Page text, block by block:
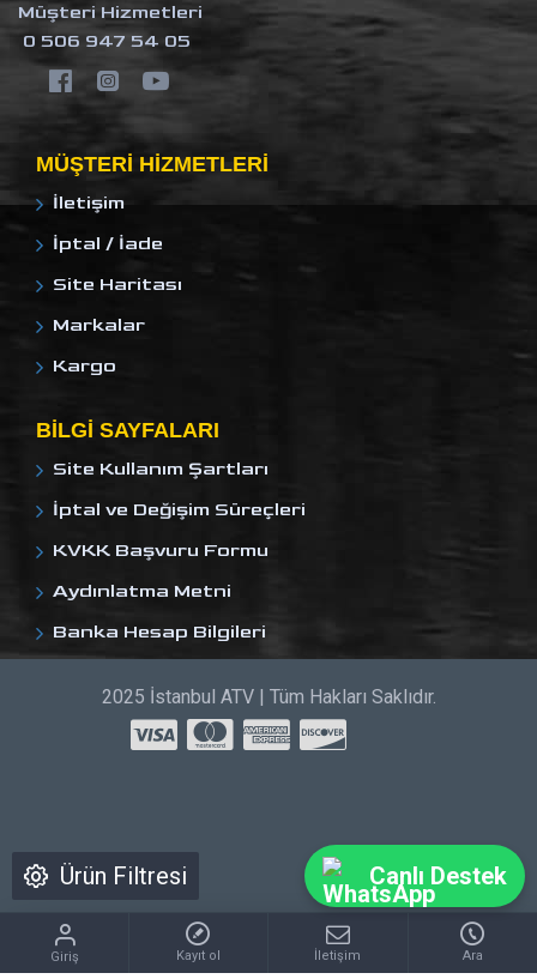
Müşteri Hizmetleri
0 506 947 54 05
MÜŞTERI HIZMETLERI
İletişim
İptal / İade
Site Haritası
Markalar
Kargo
BILGI SAYFALARI
Site Kullanım Şartları
İptal ve Değişim Süreçleri
KVKK Başvuru Formu
Aydınlatma Metni
Banka Hesap Bilgileri
2025 İstanbul ATV | Tüm Hakları Saklıdır.
Giriş Kayıt ol İletişim Ara
Canlı Destek
Ürün Filtresi